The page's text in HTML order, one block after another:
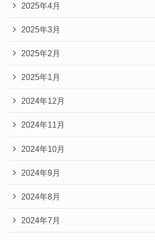
2025年4月
2025年3月
2025年2月
2025年1月
2024年12月
2024年11月
2024年10月
2024年9月
2024年8月
2024年7月